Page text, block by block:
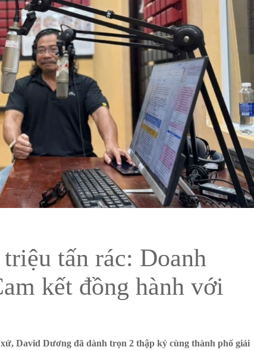
tấn rác: Doanh
kết đồng hành với
David Dương đã dành trọn 2 thập kỷ cùng thành phố giải